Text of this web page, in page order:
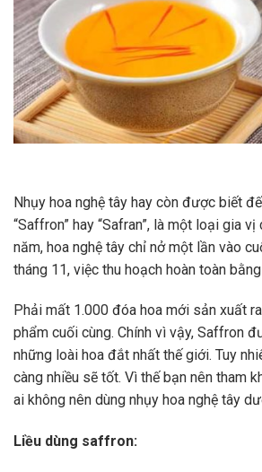
Nhụy hoa nghệ tây hay còn được biết
“Saffron” hay “Safran”, là một loại gia
năm, hoa nghệ tây chỉ nở một lần vào
tháng 11, việc thu hoạch hoàn toàn bằng
Phải mất 1.000 đóa hoa mới sản xuất
phẩm cuối cùng. Chính vì vậy, Saffron
những loài hoa đắt nhất thế giới. Tuy
càng nhiều sẽ tốt. Vì thế bạn nên tham
ai không nên dùng nhụy hoa nghệ tây
Liều dùng saffron: